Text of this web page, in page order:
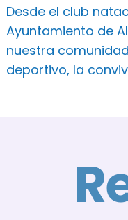
Desde el club
Ayuntamiento de
nuestra
deportivo, la